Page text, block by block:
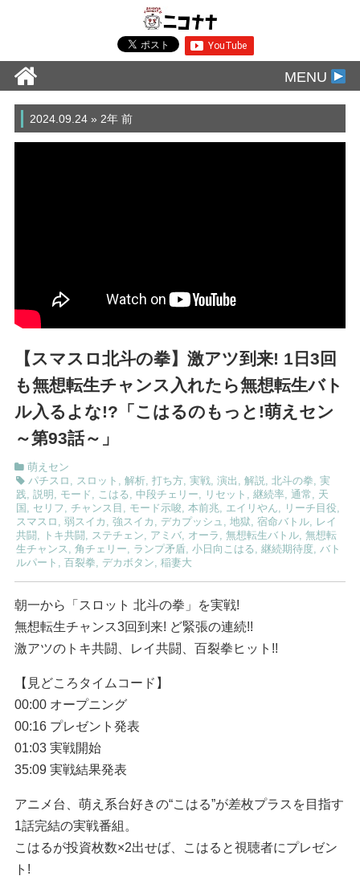
MENU
2024.09.24 » 2年 前
【スマスロ北斗の拳】激アツ到来! 1日3回
も無想転生チャンス入れたら無想転生バト
ル入るよな!?「こはるのもっと!萌えセン
～第93話～」
萌えセン
パチスロ , スロット , 解析, 打ち方, 実戦, 演出 , 解説, 北斗の拳, 実
践, 説明 , モード , こはる, 中段チェリー, リセット , 継続率, 通常 , 天
国 , セリフ, チャンス目 , モード示唆, 本前兆, エイリやん, リーチ目役,
スマスロ , 弱スイカ , 強スイカ , デカプッシュ , 地獄, 宿命バトル, レイ
共闘 , トキ共闘 , ステチェン, アミバ, オーラ , 無想転生バトル, 無想転
生チャンス , 角チェリー, ランプ矛盾, 小日向こはる, 継続期待度, バト
ルパート , 百裂拳, デカボタン, 稲妻大
朝一から「スロット 北斗の拳」を実戦!
無想転生チャンス3回到来! ど緊張の連続!!
激アツのトキ共闘、レイ共闘、百裂拳ヒット!!
【見どころタイムコード】
00:00 オープニング
00:16 プレゼント発表
01:03 実戦開始
35:09 実戦結果発表
アニメ台、萌え系台好きの“こはる”が差枚プラスを目指す
1話完結の実戦番組。
こはるが投資枚数×2出せば、こはると視聴者にプレゼン
ト!